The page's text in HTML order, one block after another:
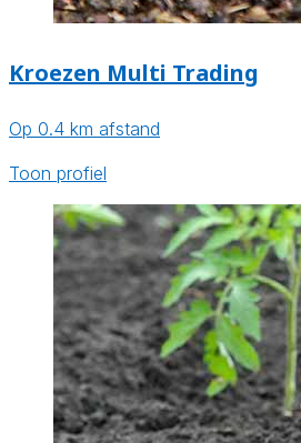
Kroezen Multi Trading
Op 0.4 km afstand
Toon profiel